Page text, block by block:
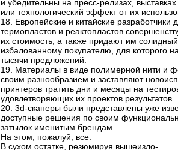
и убедительны на пресс-релизах,
или технологический эффект от их
18. Европейские и китайские
термопластов и реактопластов
их стоимость, а также придают им
избалованному покупателю, для которого
тысячи предложений.
19. Материалы в виде полимерной нити и
своим разнообразием и заставляют
принтеров тратить дни и месяцы на
удовлетворяющих их проектов результатов.
20. 3d-сканеры были представлены уже
доступные решения по своим
затылок именитым брендам.
На этом, пожалуй, все.
В сухом остатке, резюмируя вышеизло-